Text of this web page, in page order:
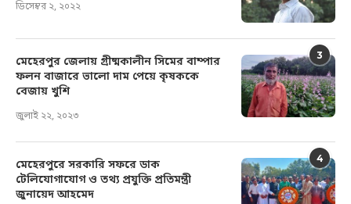
ডিসেম্বর ২, ২০২২
3
মেহেরপুর জেলায় গ্রীষ্মকালীন সিমের বাম্পার
ফলন বাজারে ভালো দাম পেয়ে কৃষককে
বেজায় খুশি
জুলাই ২২, ২০২৩
4
মেহেরপুরে সরকারি সফরে ডাক
টেলিযোগাযোগ ও তথ্য প্রযুক্তি প্রতিমন্ত্রী
জুনায়েদ আহমেদ